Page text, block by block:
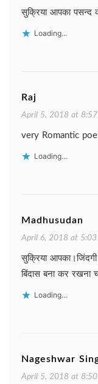
सुक्रिया आपका पसन्द
Loading...
Raj
April 5, 2018 at
very Romantic
Loading...
Madhusudan
April 6, 2018 at
सुक्रिया
बिंदास बना कर रखना
Loading...
Nageshwar
April 5, 2018 at